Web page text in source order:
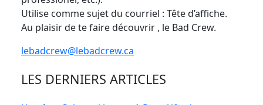
Utilise comme sujet du courriel : Tête d’affiche.
Au plaisir de te faire découvrir , le Bad Crew.
lebadcrew@lebadcrew.ca
LES DERNIERS ARTICLES